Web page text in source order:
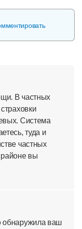
В частных
Система
туда и
частных
районе вы
обнаружила ваш